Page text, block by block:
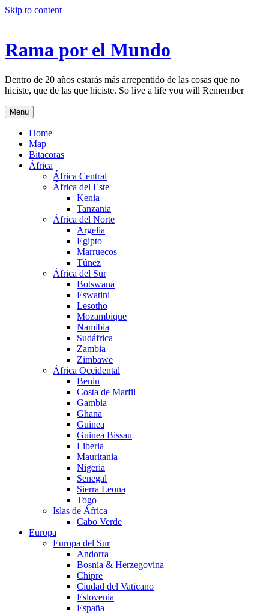
Skip to content
Rama por el Mundo
Dentro de 20 años estarás más arrepentido de las cosas que no
hiciste, que de las que hiciste. So live a life you will Remember
Menu
Home
Map
Bitacoras
África
África Central
África del Este
Kenia
Tanzania
África del Norte
Argelia
Egipto
Marruecos
Túnez
África del Sur
Botswana
Eswatini
Lesotho
Mozambique
Namibia
Sudáfrica
Zambia
Zimbawe
África Occidental
Benin
Costa de Marfil
Gambia
Ghana
Guinea
Guinea Bissau
Liberia
Mauritania
Nigeria
Senegal
Sierra Leona
Togo
Islas de África
Cabo Verde
Europa
Europa del Sur
Andorra
Bosnia & Herzegovina
Chipre
Ciudad del Vaticano
Eslovenia
España